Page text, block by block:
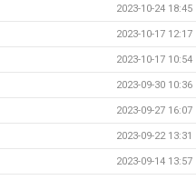
2023-10-24 18:45
2023-10-17 12:17
2023-10-17 10:54
2023-09-30 10:36
2023-09-27 16:07
2023-09-22 13:31
2023-09-14 13:57